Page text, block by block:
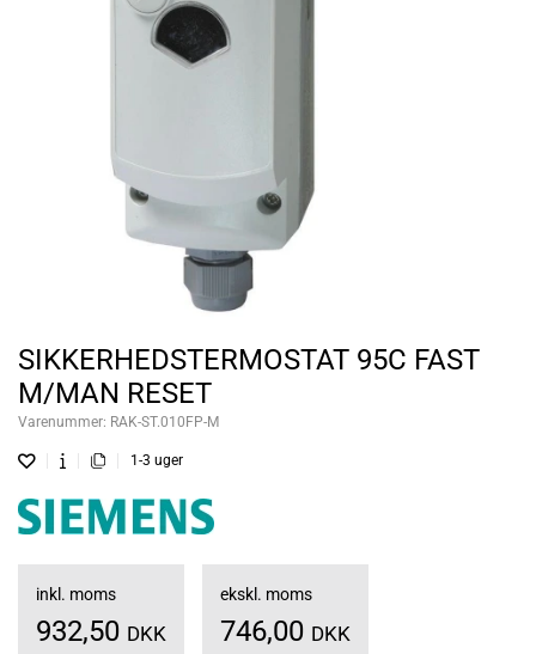
SIKKERHEDSTERMOSTAT 95C FAST
M/MAN RESET
Varenummer: RAK-ST.010FP-M
1-3 uger
inkl. moms
932,50 DKK
ekskl. moms
746,00 DKK